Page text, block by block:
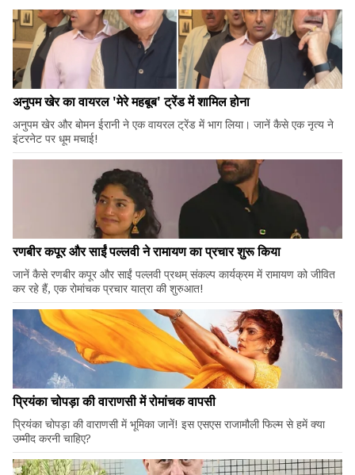
अनुपम खेर का वायरल 'मेरे महबूब' ट्रेंड में शामिल होना
अनुपम खेर और बोमन ईरानी ने एक वायरल ट्रेंड में भाग लिया। जानें कैसे एक नृत्य ने
इंटरनेट पर धूम मचाई!
रणबीर कपूर और साईं पल्लवी ने रामायण का प्रचार शुरू किया
जानें कैसे रणबीर कपूर और साईं पल्लवी प्रथम् संकल्प कार्यक्रम में रामायण को जीवित
कर रहे हैं, एक रोमांचक प्रचार यात्रा की शुरुआत!
प्रियंका चोपड़ा की वाराणसी में रोमांचक वापसी
प्रियंका चोपड़ा की वाराणसी में भूमिका जानें! इस एसएस राजामौली फिल्म से हमें क्या
उम्मीद करनी चाहिए?